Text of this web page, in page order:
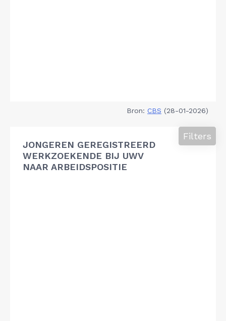
Bron: CBS (28-01-2026)
JONGEREN GEREGISTREERD
WERKZOEKENDE BIJ UWV
NAAR ARBEIDSPOSITIE
Filters